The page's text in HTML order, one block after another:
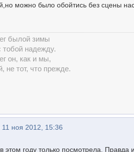
можно было обойтись без сцены
былой зимы
надежду.
он, как и мы,
не тот, что прежде.
11 ноя 2012, 15:36
году только посмотрела. Правда